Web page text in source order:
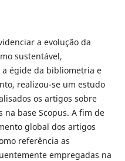
a evolução da
sustentável,
égide da bibliometria e
realizou-se um estudo
os artigos sobre
base Scopus. A fim de
global dos artigos
referência as
empregadas na